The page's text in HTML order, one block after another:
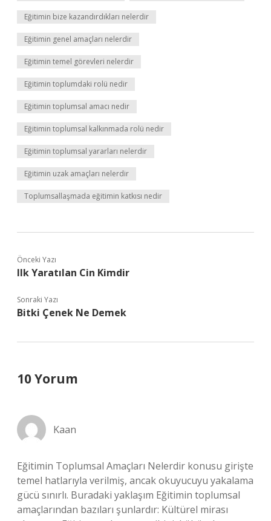
Eğitimin bize kazandırdıkları nelerdir
Eğitimin genel amaçları nelerdir
Eğitimin temel görevleri nelerdir
Eğitimin toplumdaki rolü nedir
Eğitimin toplumsal amacı nedir
Eğitimin toplumsal kalkınmada rolü nedir
Eğitimin toplumsal yararları nelerdir
Eğitimin uzak amaçları nelerdir
Toplumsallaşmada eğitimin katkısı nedir
Önceki Yazı
Ilk Yaratılan Cin Kimdir
Sonraki Yazı
Bitki Çenek Ne Demek
10 Yorum
Kaan
Eğitimin Toplumsal Amaçları Nelerdir konusu girişte
temel hatlarıyla verilmiş, ancak okuyucuyu yakalama
gücü sınırlı. Buradaki yaklaşım Eğitimin toplumsal
amaçlarından bazıları şunlardır: Kültürel mirası